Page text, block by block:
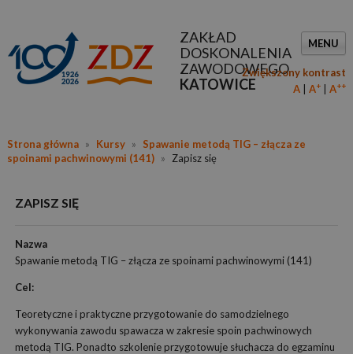
ZAKŁAD
DOSKONALENIA
ZAWODOWEGO
KATOWICE
MENU
Zwiększony kontrast
A
A+ A++
Strona główna » Kursy »
Spawanie metodą TIG – złącza ze
spoinami pachwinowymi (141) » Zapisz się
ZAPISZ SIĘ
Nazwa
Spawanie metodą TIG – złącza ze spoinami pachwinowymi (141)
Cel:
Teoretyczne i praktyczne przygotowanie do samodzielnego
wykonywania zawodu spawacza w zakresie spoin pachwinowych
metodą TIG. Ponadto szkolenie przygotowuje słuchacza do egzaminu